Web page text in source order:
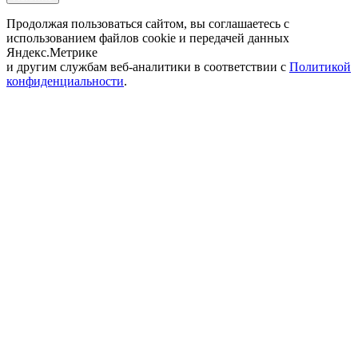
Продолжая пользоваться сайтом, вы соглашаетесь с
использованием файлов cookie и передачей данных
Яндекс.Метрике
и другим службам веб-аналитики в соответствии с Политикой
конфиденциальности.